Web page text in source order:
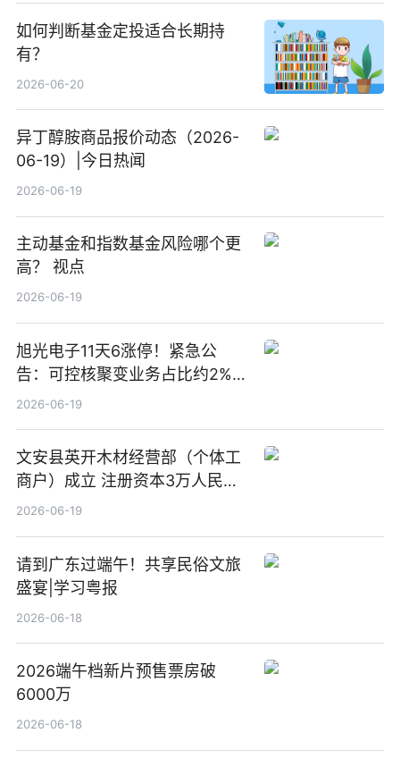
如何判断基金定投适合长期持
有？
2026-06-20
异丁醇胺商品报价动态（2026-
06-19）|今日热闻
2026-06-19
主动基金和指数基金风险哪个更
高？ 视点
2026-06-19
旭光电子11天6涨停！紧急公
告：可控核聚变业务占比约2%！
前沿热点
2026-06-19
文安县英开木材经营部（个体工
商户）成立 注册资本3万人民币
新要闻
2026-06-19
请到广东过端午！共享民俗文旅
盛宴|学习粤报
2026-06-18
2026端午档新片预售票房破
6000万
2026-06-18